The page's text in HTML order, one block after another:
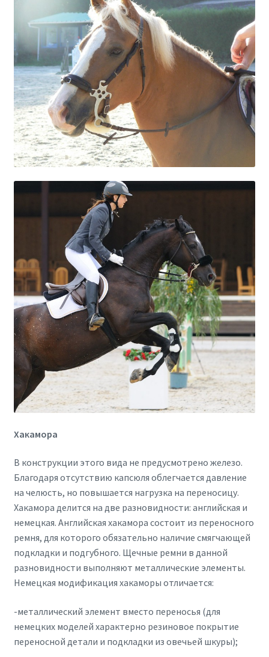
Хакамора
В конструкции этого вида не предусмотрено железо.
Благодаря отсутствию капсюля облегчается давление
на челюсть, но повышается нагрузка на переносицу.
Хакамора делится на две разновидности: английская и
немецкая. Английская хакамора состоит из переносного
ремня, для которого обязательно наличие смягчающей
подкладки и подгубного. Щечные ремни в данной
разновидности выполняют металлические элементы.
Немецкая модификация хакаморы отличается:
-металлический элемент вместо переносья (для
немецких моделей характерно резиновое покрытие
переносной детали и подкладки из овечьей шкуры);